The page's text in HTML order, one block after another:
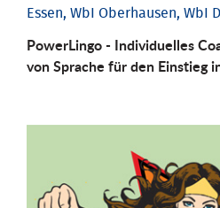
Essen, WbI Oberhausen, WbI
PowerLingo - Individuelles
von Sprache für den Einstieg